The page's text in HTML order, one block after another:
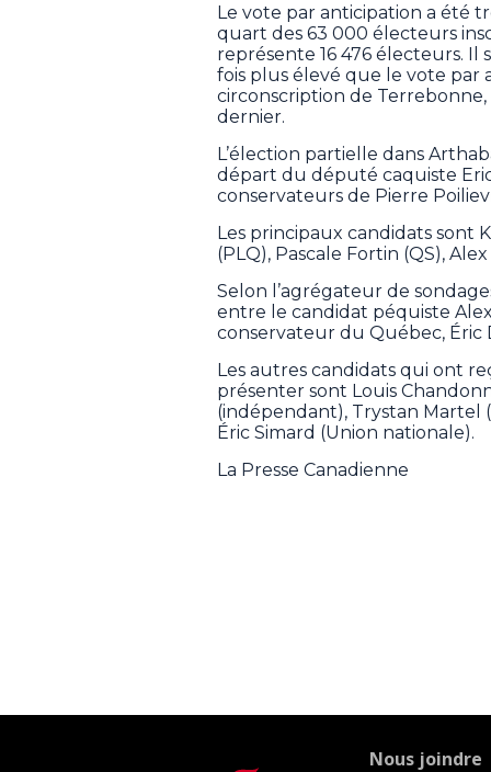
Le vote par anticipation a été
quart des 63 000 électeurs
représente 16 476 électeurs.
fois plus élevé que le vote par
circonscription de Terrebonne,
dernier.
L’élection partielle dans
départ du député caquiste
conservateurs de Pierre
Les principaux candidats sont
(PLQ), Pascale Fortin (QS),
Selon l’agrégateur de
entre le candidat péquiste
conservateur du Québec, Éric
Les autres candidats qui ont
présenter sont Louis
(indépendant), Trystan Martel
Éric Simard (Union nationale).
La Presse Canadienne
Nous joindre